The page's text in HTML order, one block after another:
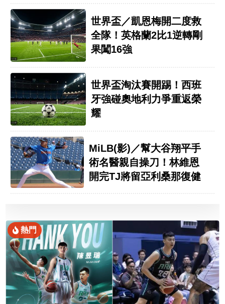
世界盃／凱恩梅開二度救
全隊！英格蘭2比1逆轉剛
果闖16強
世界盃淘汰賽開踢！西班
牙強碰奧地利力爭重返榮
耀
MiLB(影)／幫大谷翔平手
術名醫親自操刀！林維恩
開完TJ將留亞利桑那復健
熱門